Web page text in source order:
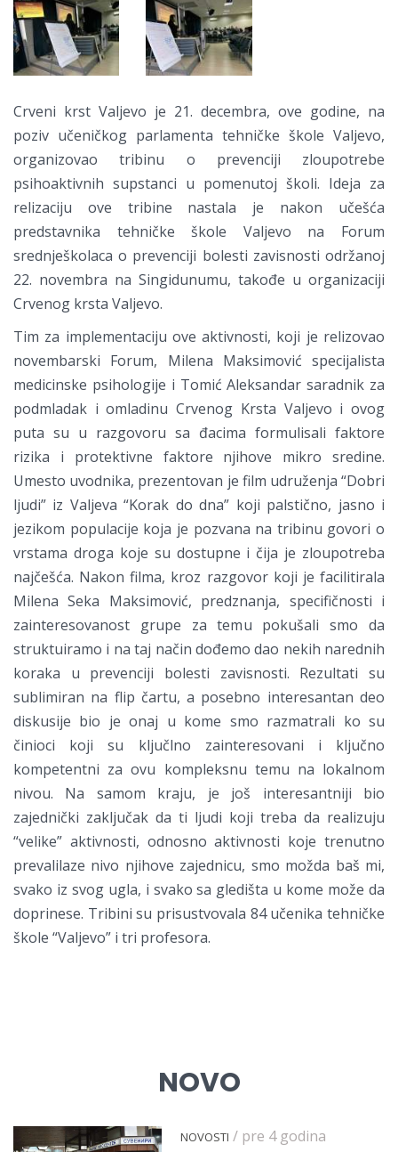
Crveni krst Valjevo je 21. decembra, ove godine, na
poziv učeničkog parlamenta tehničke škole Valjevo,
organizovao tribinu o prevenciji zloupotrebe
psihoaktivnih supstanci u pomenutoj školi. Ideja za
relizaciju ove tribine nastala je nakon učešća
predstavnika tehničke škole Valjevo na Forum
srednješkolaca o prevenciji bolesti zavisnosti održanoj
22. novembra na Singidunumu, takođe u organizaciji
Crvenog krsta Valjevo.
Tim za implementaciju ove aktivnosti, koji je relizovao
novembarski Forum, Milena Maksimović specijalista
medicinske psihologije i Tomić Aleksandar saradnik za
podmladak i omladinu Crvenog Krsta Valjevo i ovog
puta su u razgovoru sa đacima formulisali faktore
rizika i protektivne faktore njihove mikro sredine.
Umesto uvodnika, prezentovan je film udruženja “Dobri
ljudi” iz Valjeva “Korak do dna” koji palstično, jasno i
jezikom populacije koja je pozvana na tribinu govori o
vrstama droga koje su dostupne i čija je zloupotreba
najčešća. Nakon filma, kroz razgovor koji je facilitirala
Milena Seka Maksimović, predznanja, specifičnosti i
zainteresovanost grupe za temu pokušali smo da
struktuiramo i na taj način dođemo dao nekih narednih
koraka u prevenciji bolesti zavisnosti. Rezultati su
sublimiran na flip čartu, a posebno interesantan deo
diskusije bio je onaj u kome smo razmatrali ko su
činioci koji su ključlno zainteresovani i ključno
kompetentni za ovu kompleksnu temu na lokalnom
nivou. Na samom kraju, je još interesantniji bio
zajednički zaključak da ti ljudi koji treba da realizuju
“velike” aktivnosti, odnosno aktivnosti koje trenutno
prevalilaze nivo njihove zajednicu, smo možda baš mi,
svako iz svog ugla, i svako sa gledišta u kome može da
doprinese. Tribini su prisustvovala 84 učenika tehničke
škole “Valjevo” i tri profesora.
NOVO
NOVOSTI / pre 4 godina